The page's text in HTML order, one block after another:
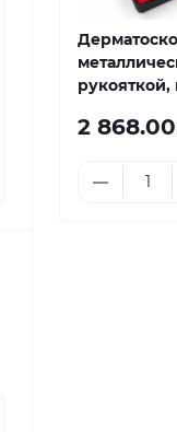
рукояткой,
2